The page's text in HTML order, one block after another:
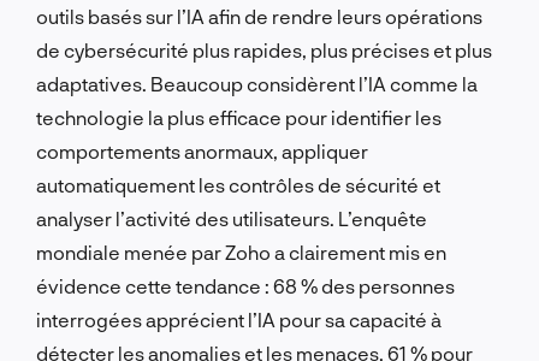
outils basés sur l’IA afin de rendre leurs opérations
de cybersécurité plus rapides, plus précises et plus
adaptatives. Beaucoup considèrent l’IA comme la
technologie la plus efficace pour identifier les
comportements anormaux, appliquer
automatiquement les contrôles de sécurité et
analyser l’activité des utilisateurs. L’enquête
mondiale menée par Zoho a clairement mis en
évidence cette tendance : 68 % des personnes
interrogées apprécient l’IA pour sa capacité à
détecter les anomalies et les menaces, 61 % pour